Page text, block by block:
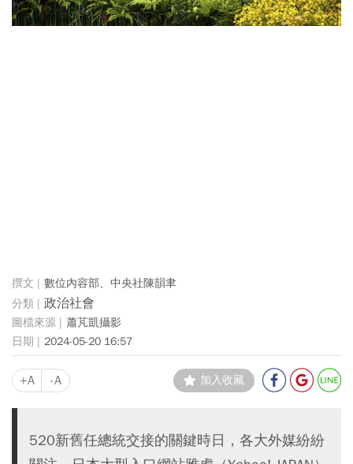
數位內容部、中央社陳韻聿
政治社會
蕭芃凱攝影
2024-05-20 16:57
+A -A 加入收藏
520新舊任總統交接的關鍵時日，各大外媒紛紛